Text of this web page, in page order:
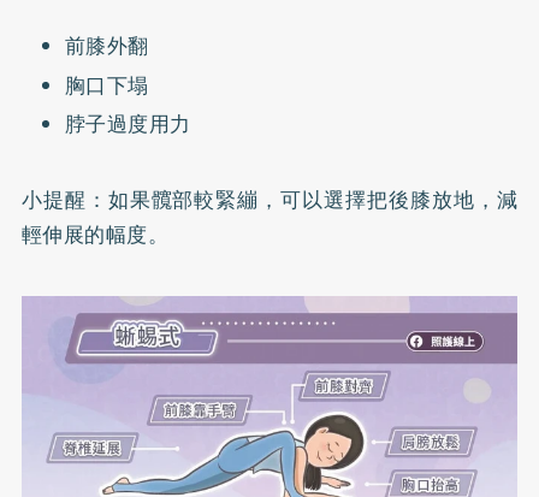
前膝外翻
胸口下塌
脖子過度用力
小提醒：如果髖部較緊繃，可以選擇把後膝放地，減
輕伸展的幅度。